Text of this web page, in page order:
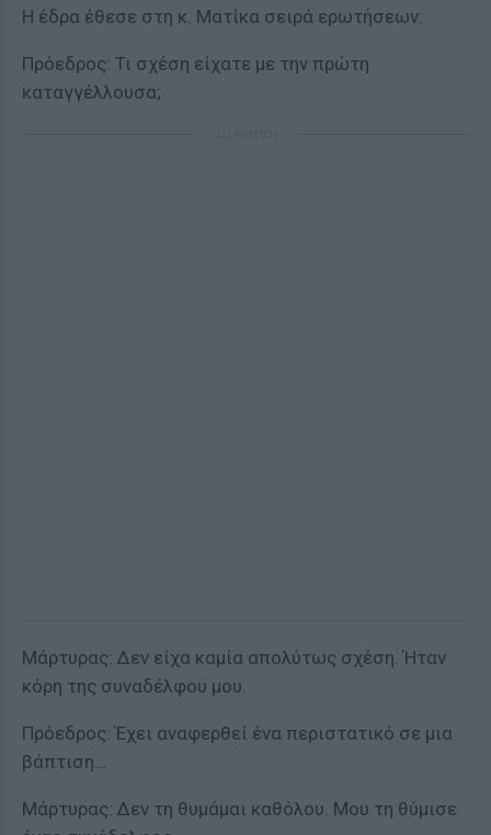
Η έδρα έθεσε στη κ. Ματίκα σειρά ερωτήσεων:
Πρόεδρος: Τι σχέση είχατε με την πρώτη
καταγγέλλουσα;
Μάρτυρας: Δεν είχα καμία απολύτως σχέση. Ήταν
κόρη της συναδέλφου μου.
Πρόεδρος: Έχει αναφερθεί ένα περιστατικό σε μια
βάπτιση…
Μάρτυρας: Δεν τη θυμάμαι καθόλου. Μου τη θύμισε